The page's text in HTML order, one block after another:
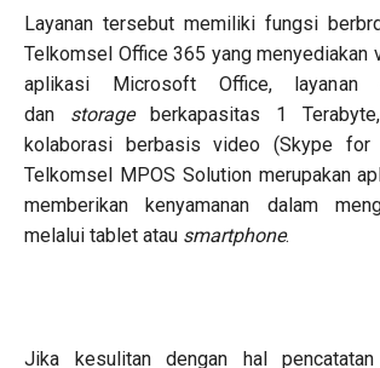
Layanan tersebut memiliki fungsi
Telkomsel Office 365 yang menyediakan
aplikasi Microsoft Office,
dan storageberkapasitas 1
kolaborasi berbasis video (Skype for
Telkomsel MPOS Solution merupakan
memberikan kenyamanan dalam
melalui tablet atau smartphone.
Jika kesulitan dengan hal pencatatan